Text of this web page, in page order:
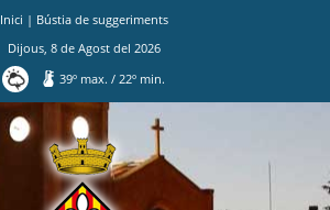
Inici | Bústia de suggeriments
Dijous, 8de Agostdel 2026
39º max./ 22º min.